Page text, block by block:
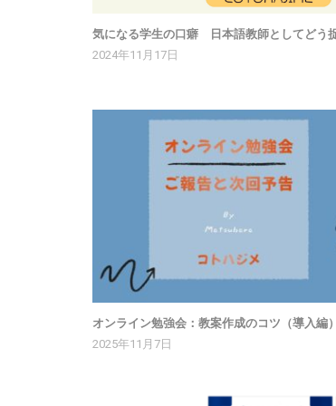
気になる学生の口癖 日本語教師としてどう
2024年11月17日
オンライン勉強会：教案作成のコツ（導入編
2025年11月7日